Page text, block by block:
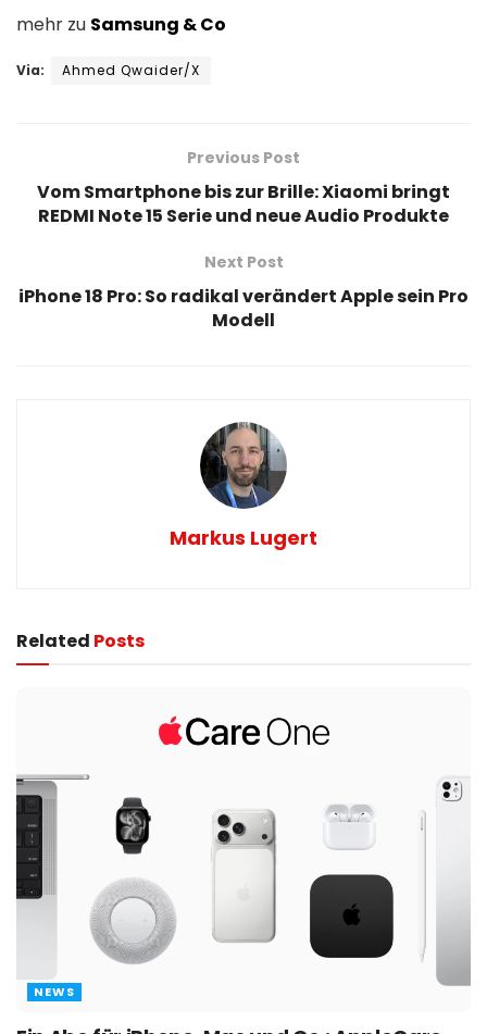
mehr zu Samsung & Co
Via: Ahmed Qwaider/X
Previous Post
Vom Smartphone bis zur Brille: Xiaomi bringt
REDMI Note 15 Serie und neue Audio Produkte
Next Post
iPhone 18 Pro: So radikal verändert Apple sein Pro
Modell
Markus Lugert
Related Posts
NEWS